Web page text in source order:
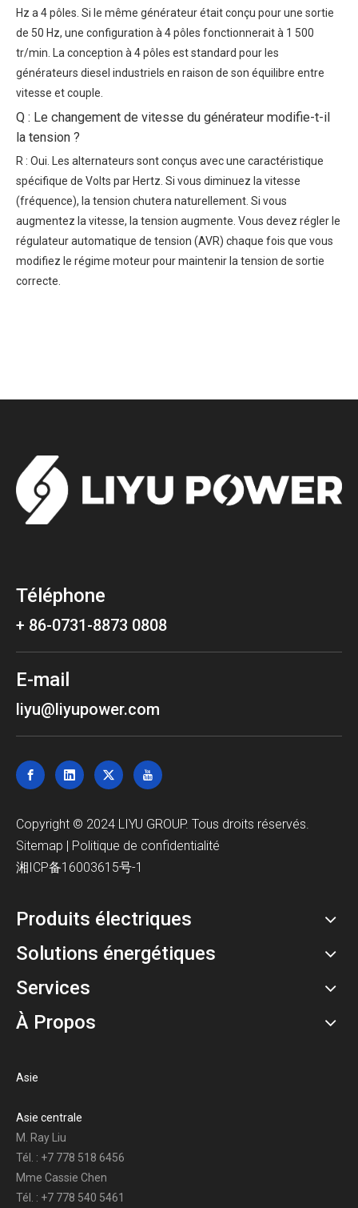
Hz a 4 pôles. Si le même générateur était conçu pour une sortie
de 50 Hz, une configuration à 4 pôles fonctionnerait à 1 500
tr/min. La conception à 4 pôles est standard pour les
générateurs diesel industriels en raison de son équilibre entre
vitesse et couple.
Q : Le changement de vitesse du générateur modifie-t-il
la tension ?
R : Oui. Les alternateurs sont conçus avec une caractéristique
spécifique de Volts par Hertz. Si vous diminuez la vitesse
(fréquence), la tension chutera naturellement. Si vous
augmentez la vitesse, la tension augmente. Vous devez régler le
régulateur automatique de tension (AVR) chaque fois que vous
modifiez le régime moteur pour maintenir la tension de sortie
correcte.
Téléphone
+ 86-0731-8873 0808
E-mail
liyu@liyupower.com
Copyright © 2024 LIYU GROUP. Tous droits réservés.
Sitemap | Politique de confidentialité
湘ICP备16003615号-1
Produits électriques
Solutions énergétiques
Services
À Propos
Asie
Asie centrale
M. Ray Liu
Tél. : +7 778 518 6456
Mme Cassie Chen
Tél. : +7 778 540 5461